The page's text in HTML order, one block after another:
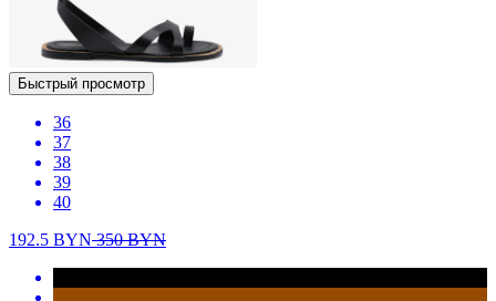
Быстрый просмотр
36
37
38
39
40
192.5 BYN350BYN